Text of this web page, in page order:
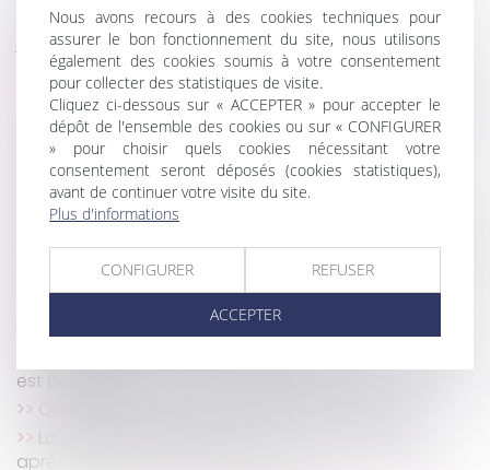
Divorce sans juge : aspects historiques et
juridiques
Activité partielle : l’attestation de l’établissement
d’accueil de l’enfant est obligatoire depuis le 2 juin
2020
Les élus du CSE ont un rôle économique à jouer
face à l’épidémie de Covid-19
Surcoûts liés aux mesures sanitaires pour les
artisans du bâtiment
Évolution de la prise en charge de l’activité partielle
au 1er juin 2020
Règlement des successions : quels
bouleversements avec la Covid-19 ?
est possible
Quel environnement de travail post-covid ?
La garantie décennale reste toujours valable
après la vente d’une maison
Nous avons recours à des cookies techniques pour
assurer le bon fonctionnement du site, nous utilisons
également des cookies soumis à votre consentement
pour collecter des statistiques de visite.
Cliquez ci-dessous sur « ACCEPTER » pour accepter le
dépôt de l'ensemble des cookies ou sur « CONFIGURER
» pour choisir quels cookies nécessitant votre
consentement seront déposés (cookies statistiques),
avant de continuer votre visite du site.
Plus d'informations
CONFIGURER REFUSER
ACCEPTER